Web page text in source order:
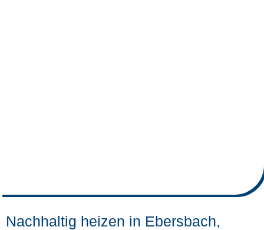
Nachhaltig heizen in Ebersbach,